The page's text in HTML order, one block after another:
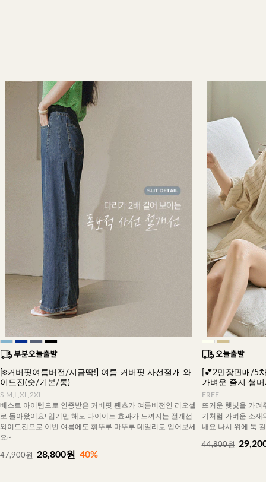
[❄️커버핏여름버전/지금딱!] 여름 커버핏 사선절개 와
이드진(숏/기본/롱)
S,M,L,XL,2XL
베스트 아이템으로 인증받은 커버핏 팬츠가 여름버전인 리오셀
로 돌아왔어요! 입기만 해도 다이어트 효과가 느껴지는 절개선
와이드진으로 이번 여름에도 휘뚜루 마뚜루 데일리로 입어보세
요~
47,900원 28,800원 40%
[💕2만장판매/5
가벼운 줄지 썸
FREE
뜨거운 햇빛을 가려
기처럼 가벼운 소재
내요 나시 위에 툭
44,800원